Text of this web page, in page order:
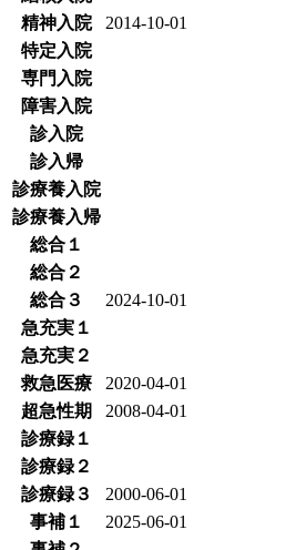
精神入院
2014-10-01
特定入院
専門入院
障害入院
診入院
診入帰
診療養入院
診療養入帰
総合１
総合２
総合３
2024-10-01
急充実１
急充実２
救急医療
2020-04-01
超急性期
2008-04-01
診療録１
診療録２
診療録３
2000-06-01
事補１
2025-06-01